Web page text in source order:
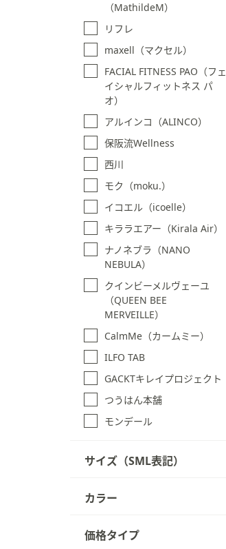
（MathildeM）
リフレ
maxell（マクセル）
FACIAL FITNESS PAO（フェ
イシャルフィットネス パ
オ）
アルインコ（ALINCO）
保阪流Wellness
西川
モク（moku.）
イコエル（icoelle）
キララエアー（Kirala Air）
ナノネブラ（NANO
NEBULA）
クインビーメルヴェーユ
（QUEEN BEE
MERVEILLE）
CalmMe（カームミー）
ILFO TAB
GACKTキレイプロジェクト
つうはん本舗
モンデール
サイズ（SML表記）
カラー
価格タイプ